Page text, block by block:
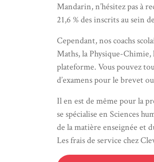
Mandarin, n’hésitez pas à
21,6 % des inscrits au sein
Cependant, nos coachs
Maths, la Physique-
plateforme. Vous pouvez
d’examens pour le brevet
Il en est de même pour la
se spécialise en Sciences
de la matière enseignée et
Les frais de service chez